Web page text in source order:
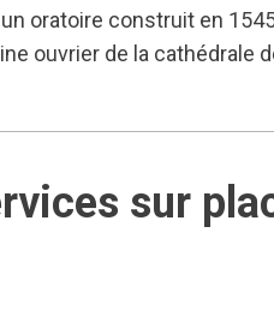
oratoire construit en
ouvrier de la cathédrale
sur